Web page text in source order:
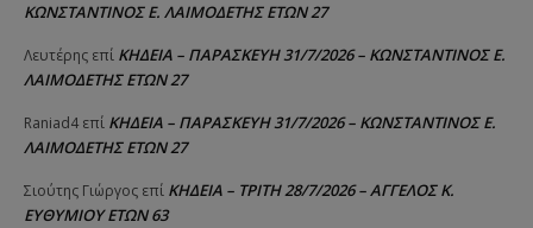
ΚΩΝΣΤΑΝΤΙΝΟΣ Ε. ΛΑΙΜΟΔΕΤΗΣ ΕΤΩΝ 27
Λευτέρης επί ΚΗΔΕΙΑ – ΠΑΡΑΣΚΕΥΗ 31/7/2026 – ΚΩΝΣΤΑΝΤΙΝΟΣ Ε.
ΛΑΙΜΟΔΕΤΗΣ ΕΤΩΝ 27
Raniad4 επί ΚΗΔΕΙΑ – ΠΑΡΑΣΚΕΥΗ 31/7/2026 – ΚΩΝΣΤΑΝΤΙΝΟΣ Ε.
ΛΑΙΜΟΔΕΤΗΣ ΕΤΩΝ 27
Σιούτης Γιώργος επί ΚΗΔΕΙΑ – ΤΡΙΤΗ 28/7/2026 – ΑΓΓΕΛΟΣ Κ.
ΕΥΘΥΜΙΟΥ ΕΤΩΝ 63